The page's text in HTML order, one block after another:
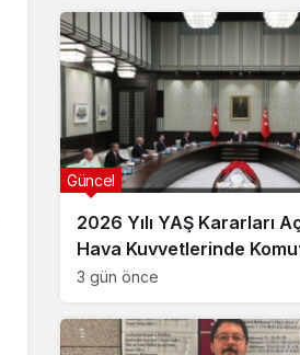
2026 Yılı YAŞ Kararları
Hava Kuvvetlerinde
3 gün önce
Güncel